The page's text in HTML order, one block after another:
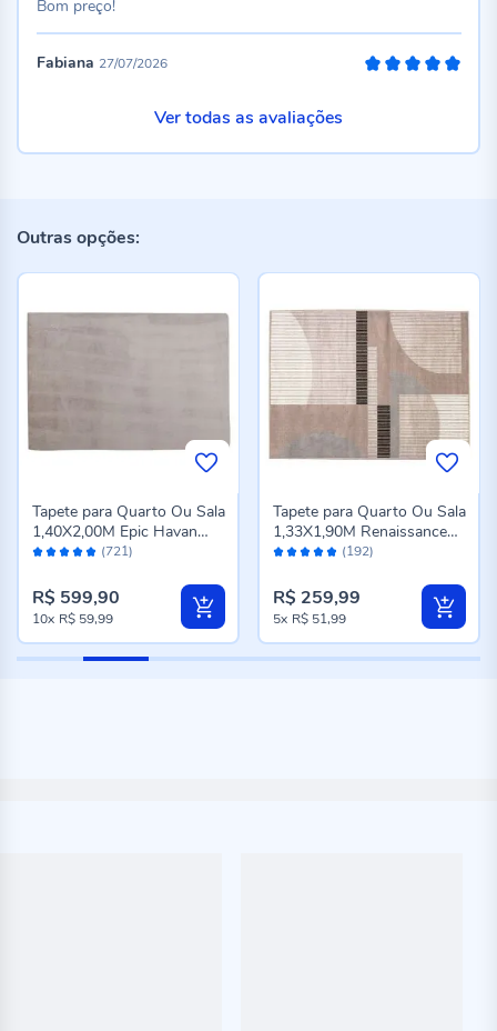
Bom preço!
Fabiana 27/07/2026
Ver todas as avaliações
Outras opções:
Avaliação: (721)
Tapete para Quarto Ou Sala
1,40X2,00M Epic Havan
Casa - Cinza Novo
R$ 599,90
10x R$ 59,99
Avaliação: (192)
Tapete para Quarto Ou Sala
1,33X1,90M Renaissance
Havan Casa - Genova
R$ 259,99
5x R$ 51,99